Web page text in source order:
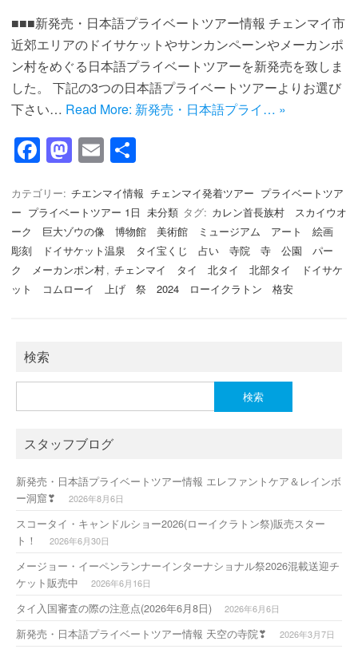
■■■新発売・日本語プライベートツアー情報 チェンマイ市
近郊エリアのドイサケットやサンカンペーンやメーカンポ
ン村をめぐる日本語プライベートツアーを新発売を致しま
した。 下記の3つの日本語プライベートツアーよりお選び
下さい… Read More: 新発売・日本語プライ… »
F
a
c
e
b
o
o
M
a
st
o
d
o
n
E
m
ail
カテゴリー: チエンマイ情報 チェンマイ発着ツアー プライベートツア
ー プライベートツアー 1日 未分類 タグ: カレン首長族村 スカイウオ
ーク 巨大ゾウの像 博物館 美術館 ミュージアム アート 絵画
彫刻 ドイサケット温泉 タイ宝くじ 占い 寺院 寺 公園 パー
ク メーカンポン村, チェンマイ タイ 北タイ 北部タイ ドイサケ
ット コムローイ 上げ 祭 2024 ローイクラトン 格安
検索
索:
スタッフブログ
新発売・日本語プライベートツアー情報 エレファントケア＆レインボ
ー洞窟❣
2026年8月6日
スコータイ・キャンドルショー2026(ローイクラトン祭)販売スター
ト！
2026年6月30日
メージョー・イーペンランナーインターナショナル祭2026混載送迎チ
ケット販売中
2026年6月16日
タイ入国審査の際の注意点(2026年6月8日) 2026年6月6日
新発売・日本語プライベートツアー情報 天空の寺院❣ 2026年3月7日